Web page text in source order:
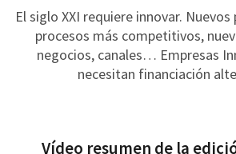
El siglo XXI requiere innovar.
procesos más competitivos,
negocios, canales… Empresas
necesitan financiación
Vídeo resumen de la